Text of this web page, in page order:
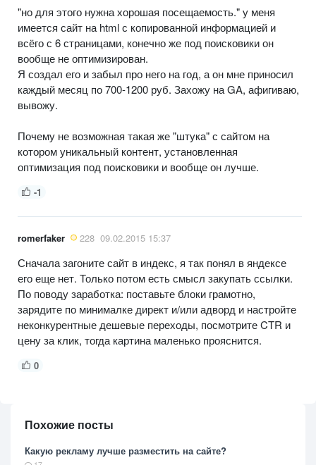
"но для этого нужна хорошая посещаемость." у меня
имеется сайт на html с копированной информацией и
всёго с 6 страницами, конечно же под поисковики он
вообще не оптимизирован.
Я создал его и забыл про него на год, а он мне приносил
каждый месяц по 700-1200 руб. Захожу на GA, афигиваю,
вывожу.
Почему не возможная такая же "штука" с сайтом на
котором уникальный контент, установленная
оптимизация под поисковики и вообще он лучше.
-1
romerfaker 228 09.02.2015 15:37
Сначала загоните сайт в индекс, я так понял в яндексе
его еще нет. Только потом есть смысл закупать ссылки.
По поводу заработка: поставьте блоки грамотно,
зарядите по минималке директ и/или адворд и настройте
неконкурентные дешевые переходы, посмотрите CTR и
цену за клик, тогда картина маленько прояснится.
0
Похожие посты
Какую рекламу лучше разместить на сайте?